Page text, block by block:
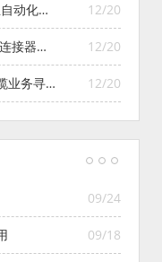
12/20
动化智
12/20
接器系
12/20
业务寻找
09/24
09/18